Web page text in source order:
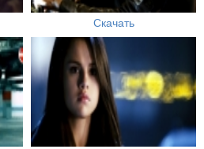
Скачать